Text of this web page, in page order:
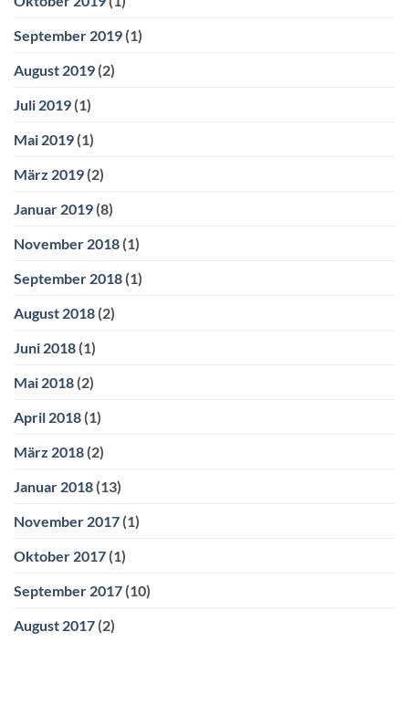
September 2019 (1)
August 2019 (2)
Juli 2019 (1)
Mai 2019 (1)
März 2019 (2)
Januar 2019 (8)
November 2018 (1)
September 2018 (1)
August 2018 (2)
Juni 2018 (1)
Mai 2018 (2)
April 2018 (1)
März 2018 (2)
Januar 2018 (13)
November 2017 (1)
Oktober 2017 (1)
September 2017 (10)
August 2017 (2)